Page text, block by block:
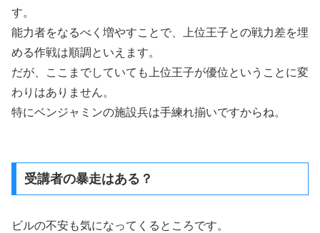
す。
能力者をなるべく増やすことで、上位王子との戦力差を埋
める作戦は順調といえます。
だが、ここまでしていても上位王子が優位ということに変
わりはありません。
特にベンジャミンの施設兵は手練れ揃いですからね。
受講者の暴走はある？
ビルの不安も気になってくるところです。